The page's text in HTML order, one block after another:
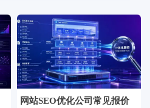
网站SEO优化公司常见报价